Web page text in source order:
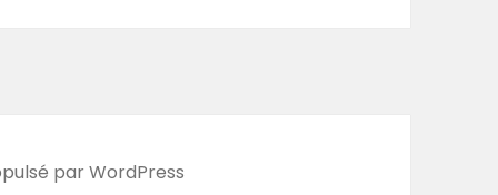
par WordPress